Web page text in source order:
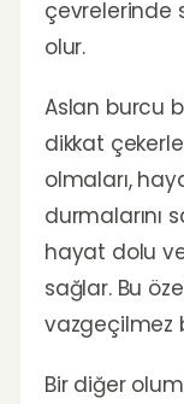
çevrelerinde
olur.
Aslan burcu
dikkat
olmaları,
durmalarını
hayat dolu
sağlar. Bu
vazgeçilmez
Bir diğer